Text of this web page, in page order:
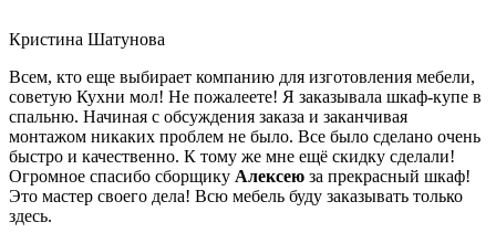
Кристина Шатунова
Всем, кто еще выбирает компанию для изготовления мебели,
советую Кухни мол! Не пожалеете! Я заказывала шкаф-купе в
спальню. Начиная с обсуждения заказа и заканчивая
монтажом никаких проблем не было. Все было сделано очень
быстро и качественно. К тому же мне ещё скидку сделали!
Огромное спасибо сборщику Алексею за прекрасный шкаф!
Это мастер своего дела! Всю мебель буду заказывать только
здесь.